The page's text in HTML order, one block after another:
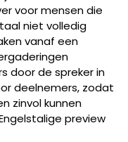
voor mensen die
niet volledig
vanaf een
door de spreker in
deelnemers, zodat
zinvol kunnen
preview